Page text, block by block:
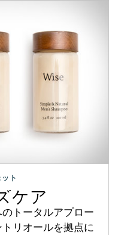
ト
ケア
トータルアプロー
リオールを拠点に